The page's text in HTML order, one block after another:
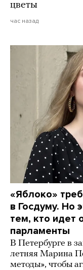
цветы
час назад
«Яблоко»
в Госдуму. Но
тем, кто идет
парламенты
В Петербурге в
летняя Марина
методы», чтобы